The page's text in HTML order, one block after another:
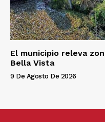
El municipio releva
Bella Vista
9 De Agosto De 2026